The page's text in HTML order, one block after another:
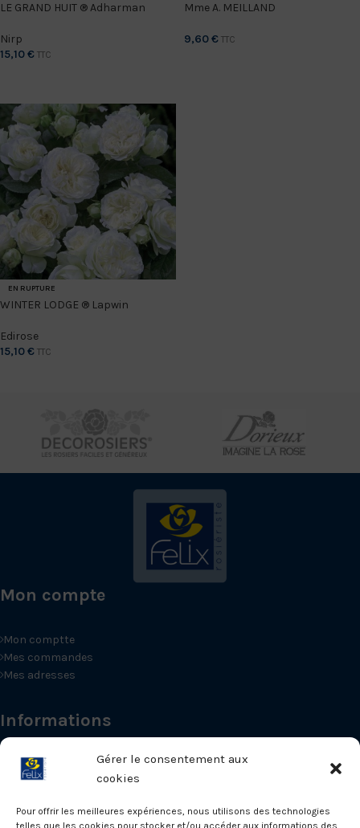
Gérer le consentement aux
cookies
Pour offrir les meilleures expériences, nous utilisons des technologies
telles que les cookies pour stocker et/ou accéder aux informations des
LE GRAND HUIT ® Adharman
Nirp
15,10€ TTC
Mme A. MEILLAND
9,60€ TTC
EN RUPTURE
WINTER LODGE ® Lapwin
Edirose
15,10€ TTC
Mon compte
Mon comptte
Mes commandes
Mes adresses
Informations
Promotions
Nouveautés